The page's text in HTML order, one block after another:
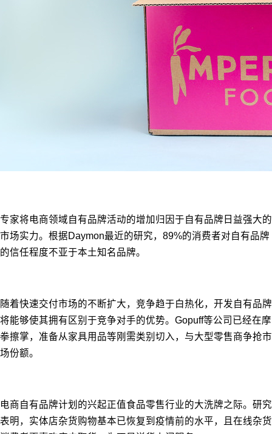
专家将电商领域自有品牌活动的增加归因于自有品牌日益强大的
市场实力。根据Daymon最近的研究，89%的消费者对自有品牌
的信任程度不亚于本土知名品牌。
随着快速交付市场的不断扩大，竞争趋于白热化，开发自有品牌
将能够使其拥有区别于竞争对手的优势。Gopuff等公司已经在摩
拳擦掌，准备从家具用品等刚需类别切入，与大型零售商争抢市
场份额。
电商自有品牌计划的兴起正值食品零售行业的大洗牌之际。研究
表明，实体店杂货购物基本已恢复到疫情前的水平，且在线杂货